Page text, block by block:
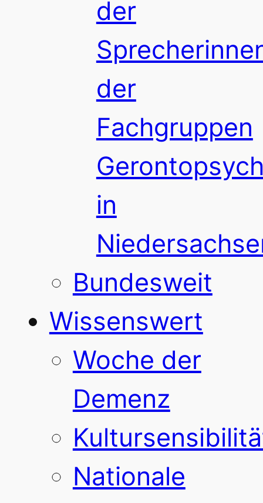
der
der
Fachgruppen
in
Bundesweit
Wissenswert
Woche der
Demenz
Nationale